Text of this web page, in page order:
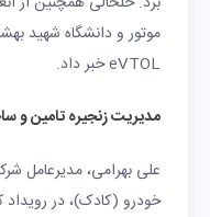
موتور و دانشگاه شهید
eVTOL خبر داد.
مدیریت زنجیره تامین و
علی بهرامی، مدیرعامل